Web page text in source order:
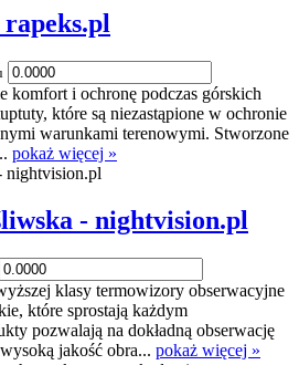
komfort i ochronę podczas górskich
które są niezastąpione w ochronie
warunkami terenowymi. Stworzone
pokaż więcej »
- nightvision.pl
klasy termowizory obserwacyjne
które sprostają każdym
pozwalają na dokładną obserwację
jakość obra... pokaż więcej »